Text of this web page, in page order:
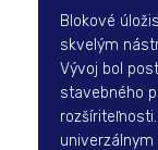
Blokové
skvelým
Vývoj bol
stavebného